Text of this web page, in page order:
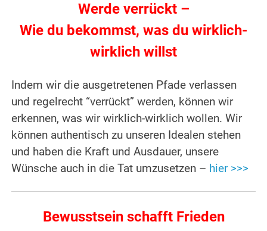
Werde verrückt –
Wie du bekommst, was du wirklich-
wirklich willst
Indem wir die ausgetretenen Pfade verlassen
und regelrecht “verrückt” werden, können wir
erkennen, was wir wirklich-wirklich wollen. Wir
können authentisch zu unseren Idealen stehen
und haben die Kraft und Ausdauer, unsere
Wünsche auch in die Tat umzusetzen – hier >>>
Bewusstsein schafft Frieden